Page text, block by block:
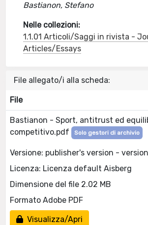
Bastianon, Stefano
Nelle collezioni:
1.1.01 Articoli/Saggi in rivista -
Articles/Essays
File allegato/i alla scheda:
File
Bastianon - Sport, antitrust ed
competitivo.pdf
Solo gestori di archivio
Versione: publisher's version -
Licenza: Licenza default Aisberg
Dimensione del file 2.02 MB
Formato Adobe PDF
Visualizza/Apri